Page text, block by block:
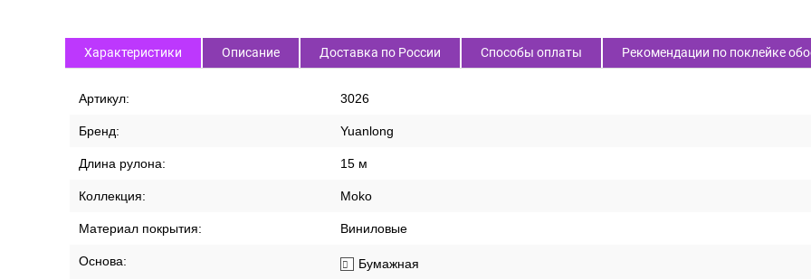
Характеристики Описание Доставка по России Способы оплаты Рекомендации по поклейке
Артикул: 3026
Бренд: Yuanlong
Длина рулона: 15 м
Коллекция: Moko
Материал покрытия: Виниловые
Основа: Бумажная